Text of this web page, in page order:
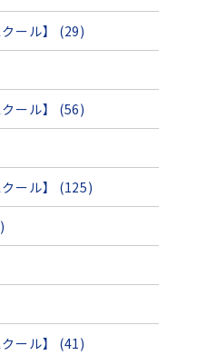
クール】 (29)
クール】 (56)
クール】 (125)
クール】 (41)